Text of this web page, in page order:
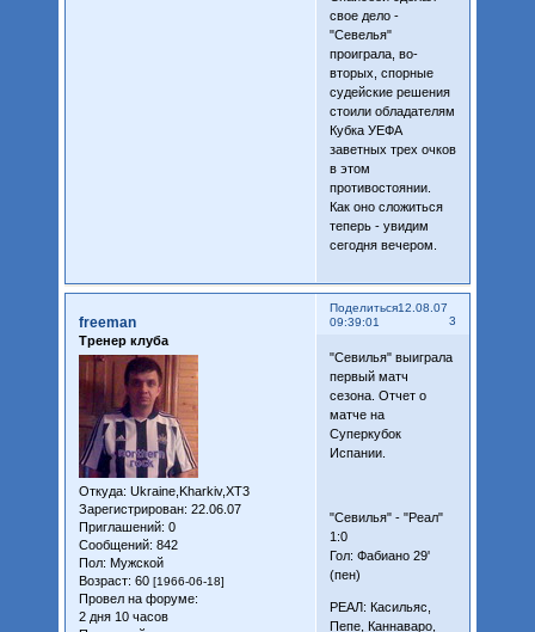
свое дело -
"Севелья"
проиграла, во-
вторых, спорные
судейские решения
стоили обладателям
Кубка УЕФА
заветных трех очков
в этом
противостоянии.
Как оно сложиться
теперь - увидим
сегодня вечером.
Поделиться
3
12.08.07
09:39:01
freeman
Тренер клуба
Откуда: Ukraine,Kharkiv,XT3
Зарегистрирован: 22.06.07
Приглашений: 0
Сообщений: 842
Пол: Мужской
Возраст: 60 [1966-06-18]
Провел на форуме:
2 дня 10 часов
"Севилья" выиграла
первый матч
сезона. Отчет о
матче на
Суперкубок
Испании.
"Севилья" - "Реал"
1:0
Гол: Фабиано 29'
(пен)
РЕАЛ: Касильяс,
Пепе, Каннаваро,